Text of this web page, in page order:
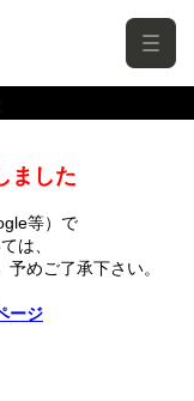
ました
等）で
は、
予めご了承下さい。
ージ